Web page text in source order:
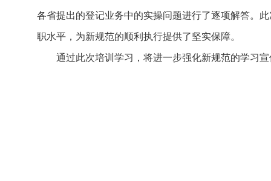
各省提出的登记业务中的实操问题进行了逐项解答。
职水平，为新规范的顺利执行提供了坚实保障。
通过此次培训学习，将进一步强化新规范的学习